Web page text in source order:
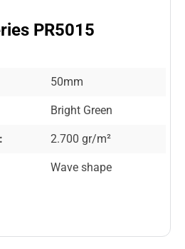
PR5015
50mm
Bright Green
2.700 gr/m²
Wave shape